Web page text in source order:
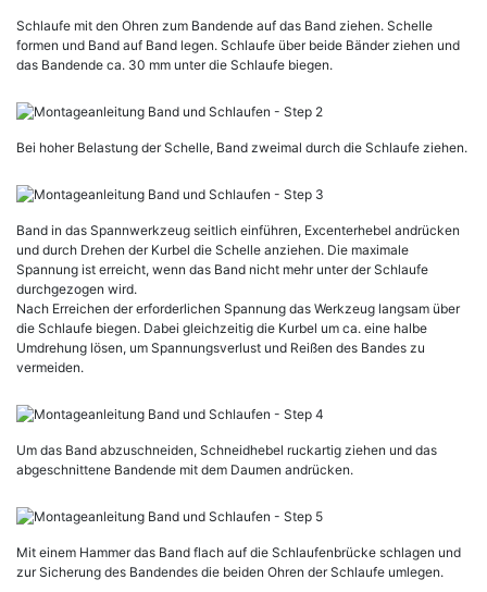
Schlaufe mit den Ohren zum Bandende auf das Band ziehen. Schelle
formen und Band auf Band legen. Schlaufe über beide Bänder ziehen und
das Bandende ca. 30 mm unter die Schlaufe biegen.
Bei hoher Belastung der Schelle, Band zweimal durch die Schlaufe ziehen.
Band in das Spannwerkzeug seitlich einführen, Excenterhebel andrücken
und durch Drehen der Kurbel die Schelle anziehen. Die maximale
Spannung ist erreicht, wenn das Band nicht mehr unter der Schlaufe
durchgezogen wird.
Nach Erreichen der erforderlichen Spannung das Werkzeug langsam über
die Schlaufe biegen. Dabei gleichzeitig die Kurbel um ca. eine halbe
Umdrehung lösen, um Spannungsverlust und Reißen des Bandes zu
vermeiden.
Um das Band abzuschneiden, Schneidhebel ruckartig ziehen und das
abgeschnittene Bandende mit dem Daumen andrücken.
Mit einem Hammer das Band flach auf die Schlaufenbrücke schlagen und
zur Sicherung des Bandendes die beiden Ohren der Schlaufe umlegen.